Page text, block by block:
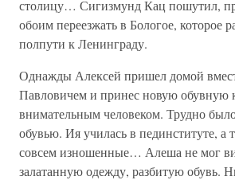
столицу… Сигизмунд Кац пошутил,
обоим переезжать в Бологое, которое
полпути к Ленинграду.
Однажды Алексей пришел домой
Павловичем и принес новую обувную
внимательным человеком. Трудно
обувью. Ия училась в пединституте, а
совсем изношенные… Алеша не мог
залатанную одежду, разбитую обувь.